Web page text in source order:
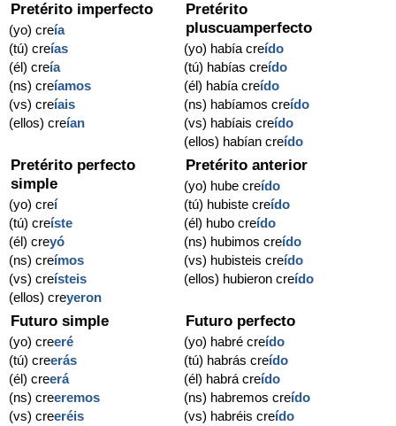
Pretérito imperfecto
(yo) creía
(tú) creías
(él) creía
(ns) creíamos
(vs) creíais
(ellos) creían
Pretérito
pluscuamperfecto
(yo) había creído
(tú) habías creído
(él) había creído
(ns) habíamos creído
(vs) habíais creído
(ellos) habían creído
Pretérito perfecto
simple
(yo) creí
(tú) creíste
(él) creyó
(ns) creímos
(vs) creísteis
(ellos) creyeron
Pretérito anterior
(yo) hube creído
(tú) hubiste creído
(él) hubo creído
(ns) hubimos creído
(vs) hubisteis creído
(ellos) hubieron creído
Futuro simple
(yo) creeré
(tú) creerás
(él) creerá
(ns) creeremos
(vs) creeréis
Futuro perfecto
(yo) habré creído
(tú) habrás creído
(él) habrá creído
(ns) habremos creído
(vs) habréis creído